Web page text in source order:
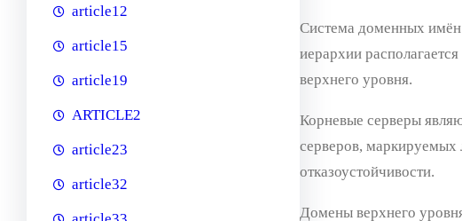
article12
article15
article19
ARTICLE2
article23
article32
Система доменных
иерархии
верхнего уровня.
Корневые серверы
серверов, маркируемых
отказоустойчивости.
Домены верхнего